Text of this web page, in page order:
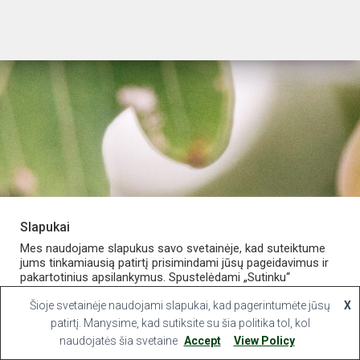
PARDUOTUVĖ APIE VAISTINĘ MANO PASKYRA
KONTAKTAI
Hestia | Developed byThemeIsle
Slapukai
Mes naudojame slapukus savo svetainėje, kad suteiktume
jums tinkamiausią patirtį prisimindami jūsų pageidavimus ir
pakartotinius apsilankymus. Spustelėdami „Sutinku“
sutinkate naudoti VISUS slapukus.
Slapukų nustatymai Sutinku
Šioje svetainėje naudojami slapukai, kad pagerintumėte jūsų
patirtį. Manysime, kad sutiksite su šia politika tol, kol
naudojatės šia svetaine
X
Accept View Policy